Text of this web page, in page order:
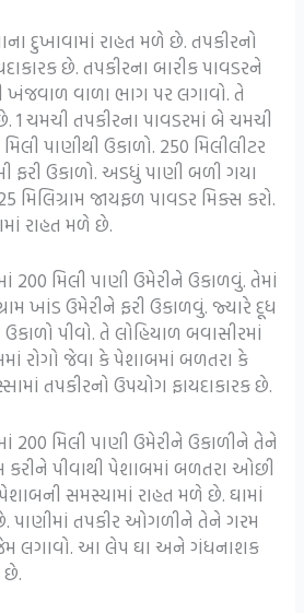
દુખાવામાં રાહત મળે છે. તપકીરનો
છે. તપકીરના બારીક પાવડરને
વાળા ભાગ પર લગાવો. તે
1 ચમચી તપકીરના પાવડરમાં બે ચમચી
પાણીથી ઉકાળો. 250 મિલીલીટર
ફરી ઉકાળો. અડધું પાણી બળી ગયા
મિલિગ્રામ જાયફળ પાવડર મિક્સ કરો.
રાહત મળે છે.
200 મિલી પાણી ઉમેરીને ઉકાળવું. તેમાં
ખાંડ ઉમેરીને ફરી ઉકાળવું. જ્યારે દૂધ
પીવો. તે લોહિયાળ બવાસીરમાં
રોગો જેવા કે પેશાબમાં બળતરા કે
તપકીરનો ઉપયોગ ફાયદાકારક છે.
200 મિલી પાણી ઉમેરીને ઉકાળીને તેને
કરીને પીવાથી પેશાબમાં બળતરા ઓછી
સમસ્યામાં રાહત મળે છે. ઘામાં
પાણીમાં તપકીર ઓગળીને તેને ગરમ
જેમ લગાવો. આ લેપ ઘા અને ગંધનાશક
છે.